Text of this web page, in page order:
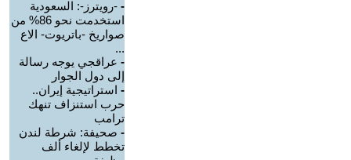
- -رويترز-: السعودية
استخدمت نحو 86% من
صواريخ -باتريوت- الاع
...
- عراقجي يوجه رسالة
إلى دول الجوار
- استراتيجية إيران..
حرب استنزاف تنهك
ترامب
- صحيفة: شرطة لندن
تخطط لإلغاء ألف